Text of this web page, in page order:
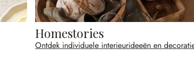
Homestories
Ontdek individuele interieurideeën en